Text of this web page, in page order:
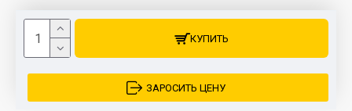
КУПИТЬ
ЗАРОСИТЬ ЦЕНУ